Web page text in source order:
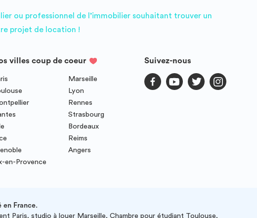
ou professionnel de l’immobilier souhaitant trouver un
projet de location !
villes coup de coeur
Marseille
Lyon
Rennes
Strasbourg
Bordeaux
Reims
Angers
en-Provence
Suivez-nous
en France.
Paris, studio à louer Marseille, Chambre pour étudiant Toulouse,